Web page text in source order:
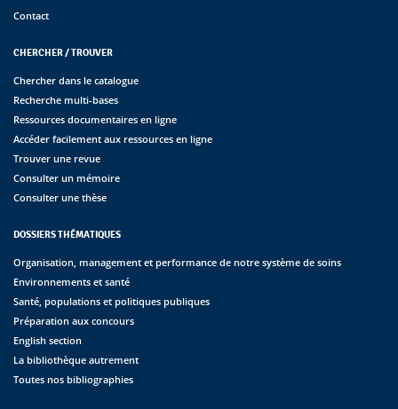
Contact
CHERCHER / TROUVER
Chercher dans le catalogue
Recherche multi-bases
Ressources documentaires en ligne
Accéder facilement aux ressources en ligne
Trouver une revue
Consulter un mémoire
Consulter une thèse
DOSSIERS THÉMATIQUES
Organisation, management et performance de notre système de soins
Environnements et santé
Santé, populations et politiques publiques
Préparation aux concours
English section
La bibliothèque autrement
Toutes nos bibliographies